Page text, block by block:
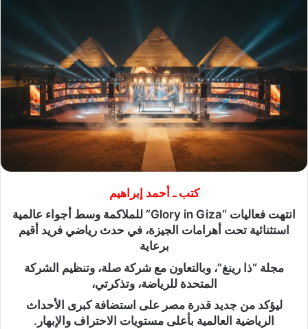
كتب ـ أحمد إبراهيم
انتهت فعاليات “Glory in Giza” للملاكمة وسط أجواء عالمية
استثنائية تحت أهرامات الجيزة، في حدث رياضي فريد أقيم
برعاية
مجلة “ذا رينغ”، وبالتعاون مع شركة صلة، وتنظيم الشركة
المتحدة للرياضة، وتذكرتي،
ليؤكد من جديد قدرة مصر على استضافة كبرى الأحداث
الرياضية العالمية بأعلى مستويات الاحتراف والإبهار.